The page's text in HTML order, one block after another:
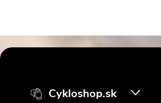
Z
Cykloshop.sk